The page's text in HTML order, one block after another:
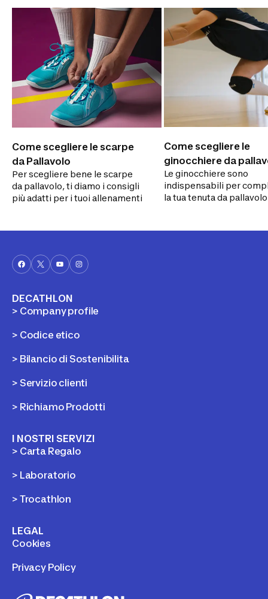
Come scegliere le scarpe
da Pallavolo
Per scegliere bene le scarpe
da pallavolo, ti diamo i consigli
più adatti per i tuoi allenamenti
Come scegliere le
ginocchiere da
Le ginocchiere sono
indispensabili per
la tua tenuta da
tuo negozio Decathlon.
DECATHLON
> Company profile
> Codice etico
> Bilancio di Sostenibilita
> Servizio clienti
> Richiamo Prodotti
I NOSTRI SERVIZI
> Carta Regalo
> Laboratorio
> Trocathlon
LEGAL
Cookies
Privacy Policy